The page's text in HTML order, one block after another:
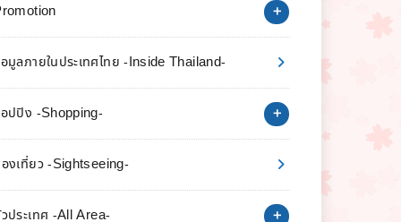
มูลภายในประเทศไทย -Inside Thailand-
ปปิง -Shopping-
งเที่ยว -Sightseeing-
ประเทศ -All Area-